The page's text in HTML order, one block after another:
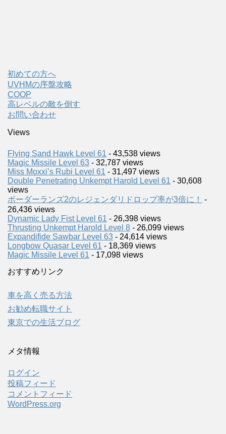
初めての方へ
UVHMの序盤攻略
COOP
高レベルの敵を倒す
お問い合わせ
Views
Flying Sand Hawk Level 61 - 43,538 views
Magic Missile Level 63 - 32,787 views
Miss Moxxi’s Rubi Level 61 - 31,497 views
Double Penetrating Unkempt Harold Level 61 - 30,608
views
ボーダーランズ2のレジェンダリドロップ率が3倍に！
-
26,436 views
Dynamic Lady Fist Level 61 - 26,398 views
Thrusting Unkempt Harold Level 8 - 26,099 views
Expandifide Sawbar Level 63 - 24,614 views
Longbow Quasar Level 61 - 18,369 views
Magic Missile Level 61 - 17,098 views
おすすめリンク
車を高く売る方法
お勧め転職サイト
東京での生活ブログ
メタ情報
ログイン
投稿フィード
コメントフィード
WordPress.org